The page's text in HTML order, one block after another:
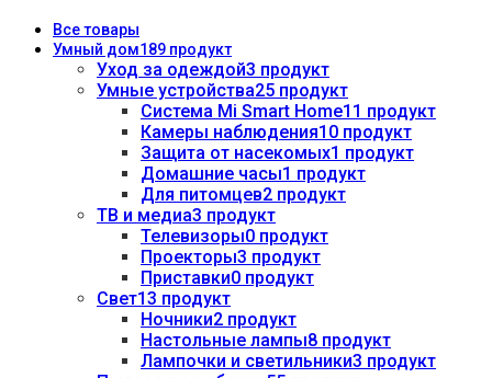
Всетовары
Умный дом189 продукт
Уход за одеждой3 продукт
Умные устройства25 продукт
Система Mi Smart Home11 продукт
Камеры наблюдения10 продукт
Защита от насекомых1 продукт
Домашние часы1 продукт
Для питомцев2 продукт
ТВ и медиа3 продукт
Телевизоры0 продукт
Проекторы3 продукт
Приставки0 продукт
Свет13 продукт
Ночники2 продукт
Настольные лампы8 продукт
Лампочки и светильники3 продукт